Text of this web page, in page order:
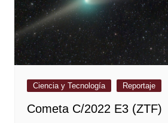
Ciencia y Tecnología Reportaje
Cometa C/2022 E3 (ZTF)